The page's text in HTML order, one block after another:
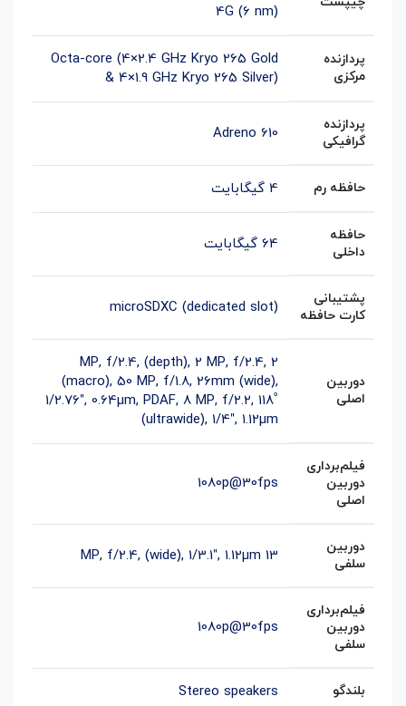
4G (6 nm)
پردازنده
مرکزی
Octa-core (4×2.4 GHz Kryo 265 Gold
& 4×1.9 GHz Kryo 265 Silver)
پردازنده
گرافیکی
Adreno 610
حافظه رم 4 گیگابایت
حافظه
داخلی
64 گیگابایت
پشتیبانی
کارت حافظه
microSDXC (dedicated slot)
دوربین
اصلی
2 MP, f/2.4, (depth)
, 2 MP, f/2.4,
(macro), 50 MP, f/1.8, 26mm (wide),
1/2.76″, 0.64µm, PDAF, 8 MP, f/2.2, 118˚
(ultrawide), 1/4″, 1.12µm
فیلم‌برداری
دوربین
اصلی
1080p@30fps
دوربین
سلفی
13 MP, f/2.4, (wide), 1/3.1″, 1.12µm
فیلم‌‌برداری
دوربین
سلفی
1080p@30fps
بلندگو Stereo speakers